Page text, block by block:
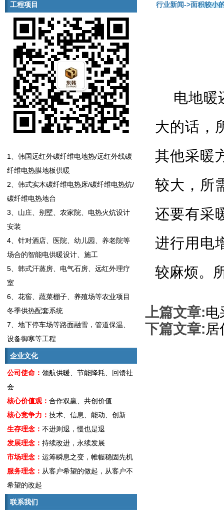
工程项目
1、韩国远红外碳纤维电地热/远红外线碳
纤维电热膜地板供暖
2、韩式实木碳纤维电热床/碳纤维电热炕/
碳纤维电热地台
3、山庄、别墅、农家院、电热火炕设计
安装
4、针对酒店、医院、幼儿园、养老院等
场合的智能电供暖设计、施工
5、韩式汗蒸房、电气石房、远红外理疗
室
6、花窖、蔬菜棚子、养殖场等农业项目
冬季供热配套系统
7、地下停车场等路面融雪，管道保温、
设备御寒等工程
企业文化
公司使命： 领航供暖、节能降耗、回馈社
会
核心价值观： 合作双赢、共创价值
核心竞争力： 技术、信息、能动、创新
生存理念： 不进则退，慢也是退
发展理念： 持续改进，永续发展
市场理念： 运筹瞬息之变，帷幄稳固先机
服务理念： 从客户希望的做起，从客户不
希望的改起
联系我们
行业新闻->面积较小
电地暖
大的话，
其他采暖
较大，所
还要有采
进行用电
较麻烦。
上篇文章:电
下篇文章: